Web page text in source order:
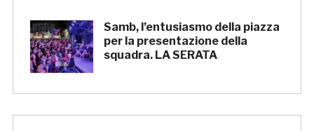
Samb, l’entusiasmo della piazza
per la presentazione della
squadra. LA SERATA